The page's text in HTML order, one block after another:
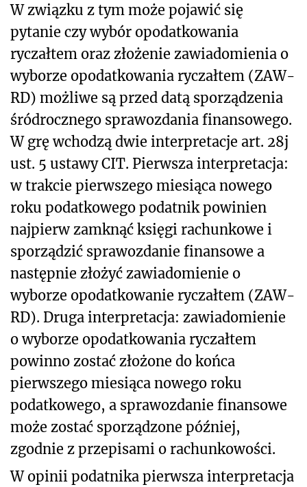
W związku z tym może pojawić się
pytanie czy wybór opodatkowania
ryczałtem oraz złożenie zawiadomienia o
wyborze opodatkowania ryczałtem (ZAW-
RD) możliwe są przed datą sporządzenia
śródrocznego sprawozdania finansowego.
W grę wchodzą dwie interpretacje art. 28j
ust. 5 ustawy CIT. Pierwsza interpretacja:
w trakcie pierwszego miesiąca nowego
roku podatkowego podatnik powinien
najpierw zamknąć księgi rachunkowe i
sporządzić sprawozdanie finansowe a
następnie złożyć zawiadomienie o
wyborze opodatkowanie ryczałtem (ZAW-
RD). Druga interpretacja: zawiadomienie
o wyborze opodatkowania ryczałtem
powinno zostać złożone do końca
pierwszego miesiąca nowego roku
podatkowego, a sprawozdanie finansowe
może zostać sporządzone później,
zgodnie z przepisami o rachunkowości.
W opinii podatnika pierwsza interpretacja